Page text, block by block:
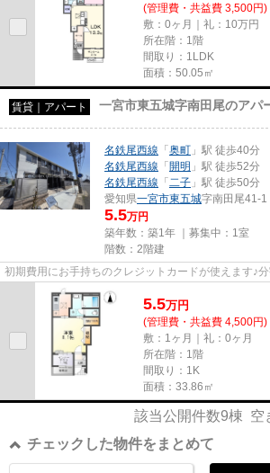
(管理費・共益費 3,500円)
敷：0ヶ月｜礼：10万円
所在階：1階
間取り：1LDK
面積：50.05㎡
賃貸｜アパート 一宮市東五城字南田尾のアパ
名鉄尾西線 「 奥町 」駅 徒歩40分
名鉄尾西線 「 開明 」駅 徒歩52分
名鉄尾西線 「 二子 」駅 徒歩50分
愛知県一宮市東五城字南田尾41-1
5.5万円
築年数：築1年 ｜募集中： 1室
階数：2階建
初期費用にお手持ちのクレジットカードが使えます♪
5.5万円
(管理費・共益費 4,500円)
敷：1ヶ月｜礼：0ヶ月
所在階：1階
間取り：1K
面積：33.86㎡
該当公開件数9棟 空
チェックした物件をまとめて